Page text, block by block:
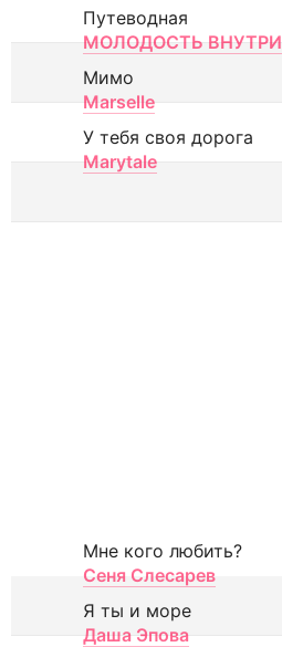
Путеводная
МОЛОДОСТЬ ВНУТРИ
Мимо
Marselle
У тебя своя дорога
Marytale
Мне кого любить?
Сеня Слесарев
Я ты и море
Даша Эпова